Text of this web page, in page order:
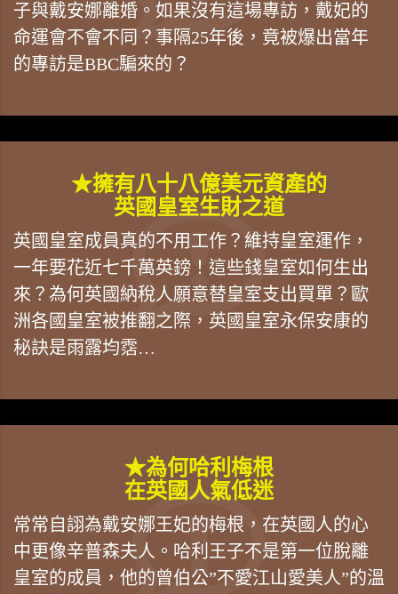
子與戴安娜離婚。如果沒有這場專訪，戴妃的
命運會不會不同？事隔25年後，竟被爆出當年
的專訪是BBC騙來的？
★擁有八十八億美元資產的
英國皇室生財之道
英國皇室成員真的不用工作？維持皇室運作，
一年要花近七千萬英鎊！這些錢皇室如何生出
來？為何英國納稅人願意替皇室支出買單？歐
洲各國皇室被推翻之際，英國皇室永保安康的
秘訣是雨露均霑…
★為何哈利梅根
在英國人氣低迷
常常自詡為戴安娜王妃的梅根，在英國人的心
中更像辛普森夫人。哈利王子不是第一位脫離
皇室的成員，他的曾伯公”不愛江山愛美人”的溫